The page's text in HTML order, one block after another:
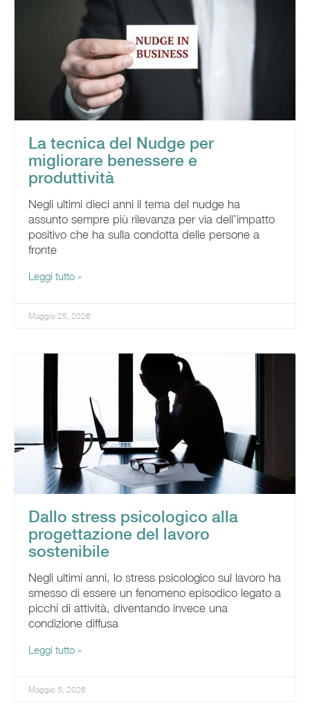
La tecnica del Nudge per
migliorare benessere e
produttività
Negli ultimi dieci anni il tema del nudge ha
assunto sempre più rilevanza per via dell’impatto
positivo che ha sulla condotta delle persone a
fronte
Leggi tutto »
Maggio 25, 2026
Dallo stress psicologico alla
progettazione del lavoro
sostenibile
Negli ultimi anni, lo stress psicologico sul lavoro ha
smesso di essere un fenomeno episodico legato a
picchi di attività, diventando invece una
condizione diffusa
Leggi tutto »
Maggio 5, 2026